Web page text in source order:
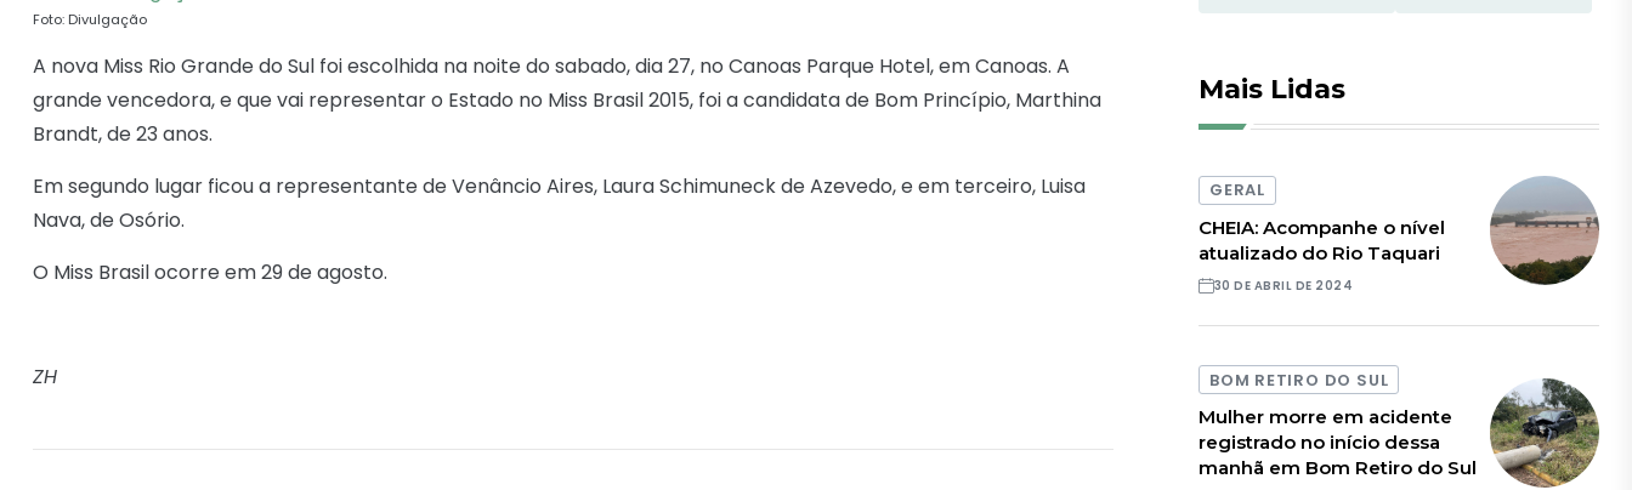
Foto: Divulgação
A nova Miss Rio Grande do Sul foi escolhida na noite do sabado, dia 27, no Canoas Parque Hotel, em Canoas. A
grande vencedora, e que vai representar o Estado no Miss Brasil 2015, foi a candidata de Bom Princípio, Marthina
Brandt, de 23 anos.
Em segundo lugar ficou a representante de Venâncio Aires, Laura Schimuneck de Azevedo, e em terceiro, Luisa
Nava, de Osório.
O Miss Brasil ocorre em 29 de agosto.
ZH
Mais Lidas
GERAL
CHEIA: Acompanhe o nível
atualizado do Rio Taquari
30 DE ABRIL DE 2024
BOM RETIRO DO SUL
Mulher morre em acidente
registrado no início dessa
manhã em Bom Retiro do Sul